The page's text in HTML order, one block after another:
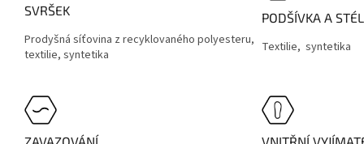
SVRŠEK
Prodyšná síťovina z recyklovaného polyesteru,
textilie, syntetika
PODŠÍVKA A
Textilie, syntetika